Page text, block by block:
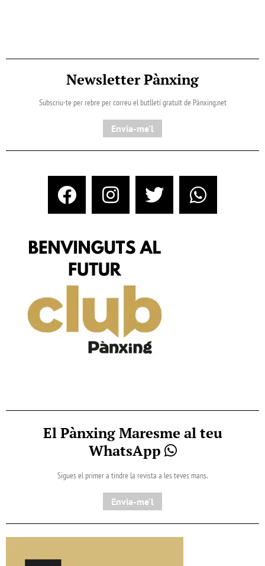
Newsletter Pànxing
Subscriu-te per rebre per correu el butlletí gratuït de Pànxing.net​
Envia-me'l
El Pànxing Maresme al teu
WhatsApp
Sigues el primer a tindre la revista a les teves mans.
Envia-me'l